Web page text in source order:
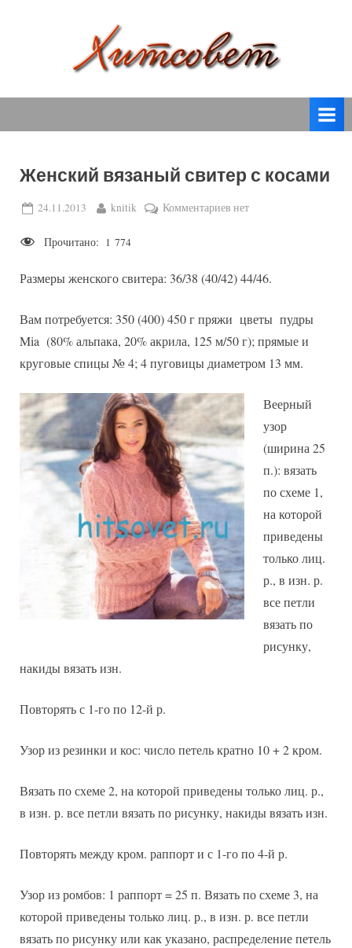
т
о
в
спицами,
крючком,
вязаные
модели
с
схемами.
Женский вязаный свитер с косами
Posted
24.11.2013 By
knitik Комментариевк
свитер
косами
нет
Прочитано: 1 774
Размеры женского свитера: 36/38 (40/42) 44/46.
Вам потребуется: 350 (400) 450 г пряжи цветы пудры
Mia (80% альпака, 20% акрила, 125 м/50 г); прямые и
круговые спицы № 4; 4 пуговицы диаметром 13 мм.
Веерный
узор
(ширина 25
п.): вязать
по схеме 1,
на которой
приведены
только лиц.
р., в изн. р.
все петли
вязать по
рисунку,
накиды вязать изн.
Повторять с 1-го по 12-й р.
Узор из резинки и кос: число петель кратно 10 + 2 кром.
Вязать по схеме 2, на которой приведены только лиц. р.,
в изн. р. все петли вязать по рисунку, накиды вязать изн.
Повторять между кром. раппорт и с 1-го по 4-й р.
Узор из ромбов: 1 раппорт = 25 п. Вязать по схеме 3, на
которой приведены только лиц. р., в изн. р. все петли
вязать по рисунку или как указано, распределение петель